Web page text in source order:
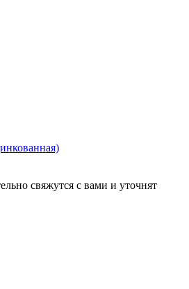
свяжутся с вами и уточнят